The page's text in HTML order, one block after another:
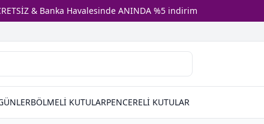
& Banka Havalesinde ANINDA %5 indirim
BÖLMELİ KUTULARPENCERELİ KUTULAR